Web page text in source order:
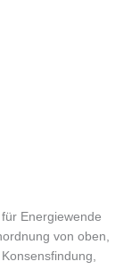
Energiewende
von oben,